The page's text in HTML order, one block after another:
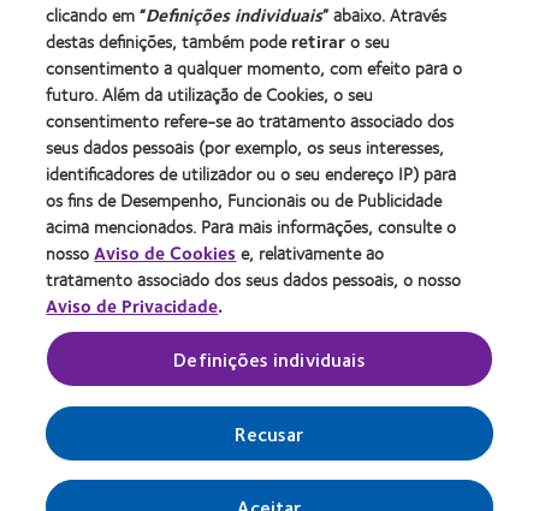
Sobre a CooperVision
Carreiras na CooperVision
Centro de Notícias
Contacte-nos
Legal
Política de privacidade
Aviso de cookies
Termos de serviço
Gerir preferências de cookies
clicando em “Definições individuais” abaixo. Através
destas definições, também poderetiraro seu
consentimento a qualquer momento, com efeito para o
futuro. Além da utilização de Cookies, o seu
consentimento refere-se ao tratamento associado dos
seus dados pessoais (por exemplo, os seus interesses,
identificadores de utilizador ou o seu endereço IP) para
os fins de Desempenho, Funcionais ou de Publicidade
acima mencionados. Para mais informações, consulte o
nossoAviso de Cookiese, relativamente ao
tratamento associado dos seus dados pessoais, o nosso
Aviso de Privacidade.
Definições individuais
Recusar